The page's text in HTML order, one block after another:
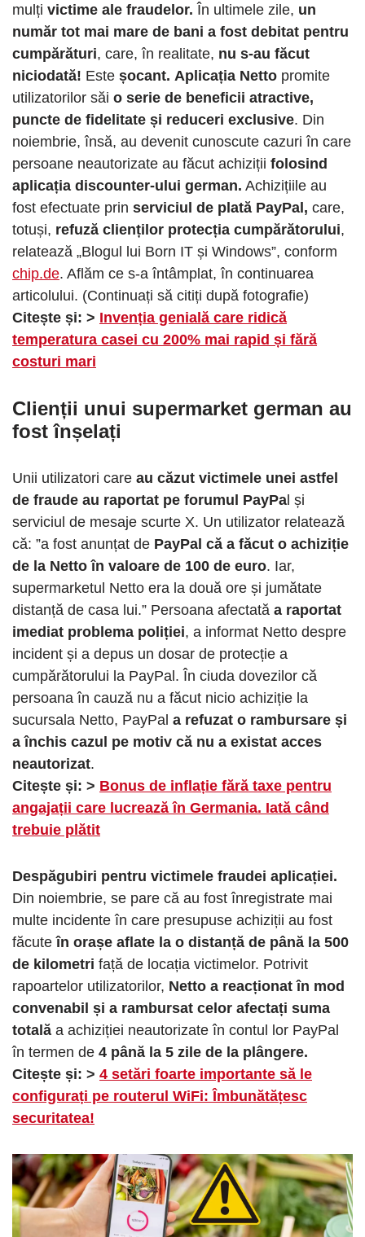
mulți victime ale fraudelor. În ultimele zile, un
număr tot mai mare de bani a fost debitat pentru
cumpărături, care, în realitate, nu s-au făcut
niciodată! Este șocant. Aplicația Netto promite
utilizatorilor săi o serie de beneficii atractive,
puncte de fidelitate și reduceri exclusive. Din
noiembrie, însă, au devenit cunoscute cazuri în care
persoane neautorizate au făcut achiziții folosind
aplicația discounter-ului german. Achizițiile au
fost efectuate prin serviciul de plată PayPal, care,
totuși, refuză clienților protecția cumpărătorului,
relatează „Blogul lui Born IT și Windows”, conform
chip.de. Aflăm ce s-a întâmplat, în continuarea
articolului. (Continuați să citiți după fotografie)
Citește și: > Invenția genială care ridică
temperatura casei cu 200% mai rapid și fără
costuri mari
Clienții unui supermarket german au
fost înșelați
Unii utilizatori care au căzut victimele unei astfel
de fraude au raportat pe forumul PayPal și
serviciul de mesaje scurte X. Un utilizator relatează
că: ”a fost anunțat de PayPal că a făcut o achiziție
de la Netto în valoare de 100 de euro. Iar,
supermarketul Netto era la două ore și jumătate
distanță de casa lui.” Persoana afectată a raportat
imediat problema poliției, a informat Netto despre
incident și a depus un dosar de protecție a
cumpărătorului la PayPal. În ciuda dovezilor că
persoana în cauză nu a făcut nicio achiziție la
sucursala Netto, PayPal a refuzat o rambursare și
a închis cazul pe motiv că nu a existat acces
neautorizat.
Citește și: > Bonus de inflație fără taxe pentru
angajații care lucrează în Germania. Iată când
trebuie plătit
Despăgubiri pentru victimele fraudei aplicației.
Din noiembrie, se pare că au fost înregistrate mai
multe incidente în care presupuse achiziții au fost
făcute în orașe aflate la o distanță de până la 500
de kilometri față de locația victimelor. Potrivit
rapoartelor utilizatorilor, Netto a reacționat în mod
convenabil și a rambursat celor afectați suma
totală a achiziției neautorizate în contul lor PayPal
în termen de 4 până la 5 zile de la plângere.
Citește și: > 4 setări foarte importante să le
configurați pe routerul WiFi: Îmbunătățesc
securitatea!